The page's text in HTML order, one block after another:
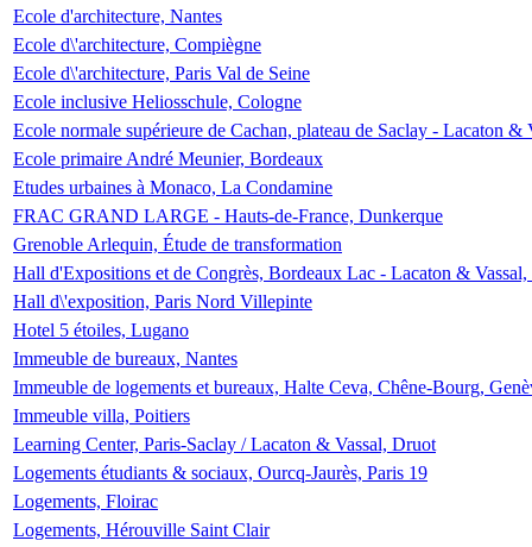
Ecole d'architecture, Nantes
Ecole d\'architecture, Compiègne
Ecole d\'architecture, Paris Val de Seine
Ecole inclusive Heliosschule, Cologne
Ecole normale supérieure de Cachan, plateau de Saclay - Lacaton &
Ecole primaire André Meunier, Bordeaux
Etudes urbaines à Monaco, La Condamine
FRAC GRAND LARGE - Hauts-de-France, Dunkerque
Grenoble Arlequin, Étude de transformation
Hall d'Expositions et de Congrès, Bordeaux Lac - Lacaton &
Hall d\'exposition, Paris Nord Villepinte
Hotel 5 étoiles, Lugano
Immeuble de bureaux, Nantes
Immeuble de logements et bureaux, Halte Ceva, Chêne-Bourg,
Immeuble villa, Poitiers
Learning Center, Paris-Saclay / Lacaton & Vassal, Druot
Logements étudiants & sociaux, Ourcq-Jaurès, Paris 19
Logements, Floirac
Logements, Hérouville Saint Clair